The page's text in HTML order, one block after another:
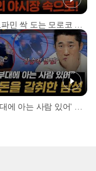
[예고] 도파민 싹 도는 모로코 야시장 투어!